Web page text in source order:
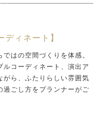
ディネート】
ではの空間づくりを体感。
ルコーディネート、演出ア
がら、ふたりらしい雰囲気
過ごし方をプランナーがご